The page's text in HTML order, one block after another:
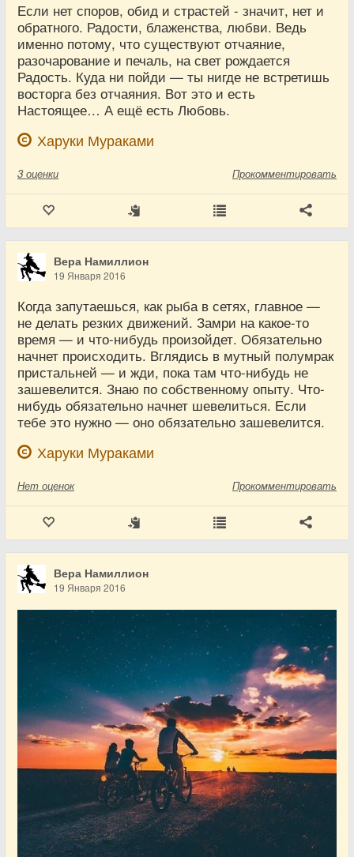
Если нет споров, обид и страстей - значит, нет и
обратного. Радости, блаженства, любви. Ведь
именно потому, что существуют отчаяние,
разочарование и печаль, на свет рождается
Радость. Куда ни пойди — ты нигде не встретишь
восторга без отчаяния. Вот это и есть
Настоящее… А ещё есть Любовь.
Харуки Мураками
3 оценки Прокомментировать
Вера Намиллион
19 Января 2016
Когда запутаешься, как рыба в сетях, главное —
не делать резких движений. Замри на какое-то
время — и что-нибудь произойдет. Обязательно
начнет происходить. Вглядись в мутный полумрак
пристальней — и жди, пока там что-нибудь не
зашевелится. Знаю по собственному опыту. Что-
нибудь обязательно начнет шевелиться. Если
тебе это нужно — оно обязательно зашевелится.
Харуки Мураками
Нет оценок Прокомментировать
Вера Намиллион
19 Января 2016